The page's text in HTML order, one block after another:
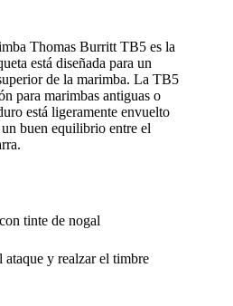
Thomas Burritt TB5 es la
está diseñada para un
de la marimba. La TB5
para marimbas antiguas o
está ligeramente envuelto
buen equilibrio entre el
tinte de nogal
y realzar el timbre